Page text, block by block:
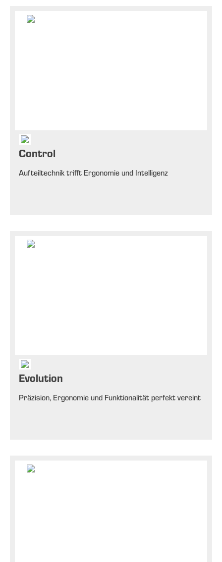
Control
Aufteiltechnik trifft Ergonomie und Intelligenz
Evolution
Präzision, Ergonomie und Funktionalität perfekt vereint